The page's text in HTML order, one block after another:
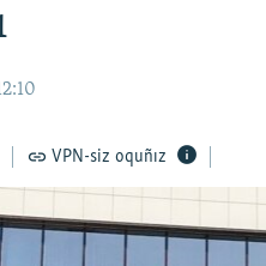
VPN-siz oquñız